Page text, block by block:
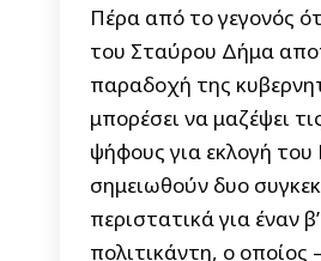
Πέρα από το γεγονός
του Σταύρου Δήμα
παραδοχή της
μπορέσει να μαζέψει
ψήφους για εκλογή του
σημειωθούν δυο
περιστατικά για έναν
πολιτικάντη, ο οποίος